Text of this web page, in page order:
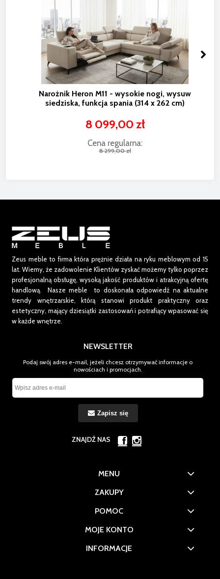
Narożnik Heron M11 - wysokie nogi, wysuw
siedziska, funkcja spania (314 x 262 cm)
8 099,00 zł
Cena regularna:
8 299,00 zł
Zeus meble to firma która prężnie działa na ryku meblowym od 15
lat. Wiemy, że zadowolenie Klientów zyskać możemy tylko poprzez
profesjonalną obsługę, wysoką jakość produktów i atrakcyjną ofertę
handlową. Nasze meble to doskonała odpowiedź na aktualne
trendy wnętrzarskie, którą stanowi produkt praktyczny oraz
estetyczny, mający dziesiątki zastosowań i potrafiący wpasować się
w każde wnętrze.
MENU
ZAKUPY
POMOC
MOJE KONTO
INFORMACJE
NEWSLETTER
Podaj swój adres e-mail, jeżeli chcesz otrzymywać informacje o
nowościach i promocjach.
Zapisz się
ZNAJDŹ NAS